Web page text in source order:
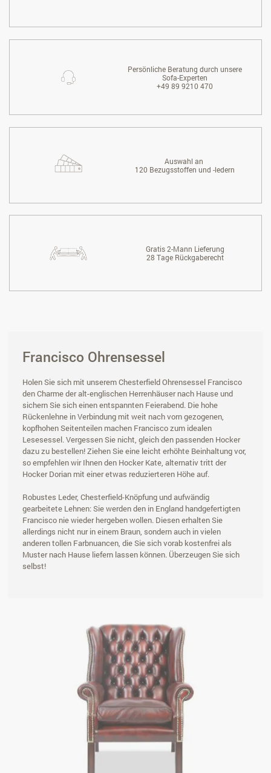
Persönliche Beratung durch unsere
Sofa-Experten
+49 89 9210 470
Auswahl an
120 Bezugsstoffen und -ledern
Gratis 2-Mann Lieferung
28 Tage Rückgaberecht
Francisco Ohrensessel
Holen Sie sich mit unserem Chesterfield Ohrensessel Francisco
den Charme der alt-englischen Herrenhäuser nach Hause und
sichern Sie sich einen entspannten Feierabend. Die hohe
Rückenlehne in Verbindung mit weit nach vorn gezogenen,
kopfhohen Seitenteilen machen Francisco zum idealen
Lesesessel. Vergessen Sie nicht, gleich den passenden Hocker
dazu zu bestellen! Ziehen Sie eine leicht erhöhte Beinhaltung vor,
so empfehlen wir Ihnen den Hocker Kate, alternativ tritt der
Hocker Dorian mit einer etwas reduzierteren Höhe auf.
Robustes Leder, Chesterfield-Knöpfung und aufwändig
gearbeitete Lehnen: Sie werden den in England handgefertigten
Francisco nie wieder hergeben wollen. Diesen erhalten Sie
allerdings nicht nur in einem Braun, sondern auch in vielen
anderen tollen Farbnuancen, die Sie sich vorab kostenfrei als
Muster nach Hause liefern lassen können. Überzeugen Sie sich
selbst!